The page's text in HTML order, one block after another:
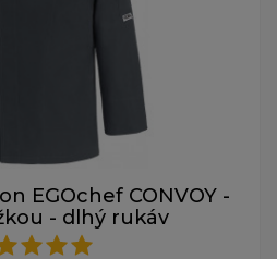
EGOchef CONVOY -
- dlhý rukáv